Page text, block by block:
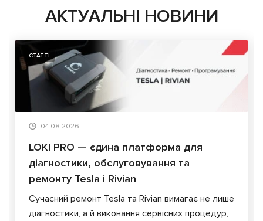
АКТУАЛЬНІ НОВИНИ
СТАТТІ
04.08.2026
LOKI PRO — єдина платформа для
діагностики, обслуговування та
ремонту Tesla і Rivian
Сучасний ремонт Tesla та Rivian вимагає не лише
діагностики, а й виконання сервісних процедур,